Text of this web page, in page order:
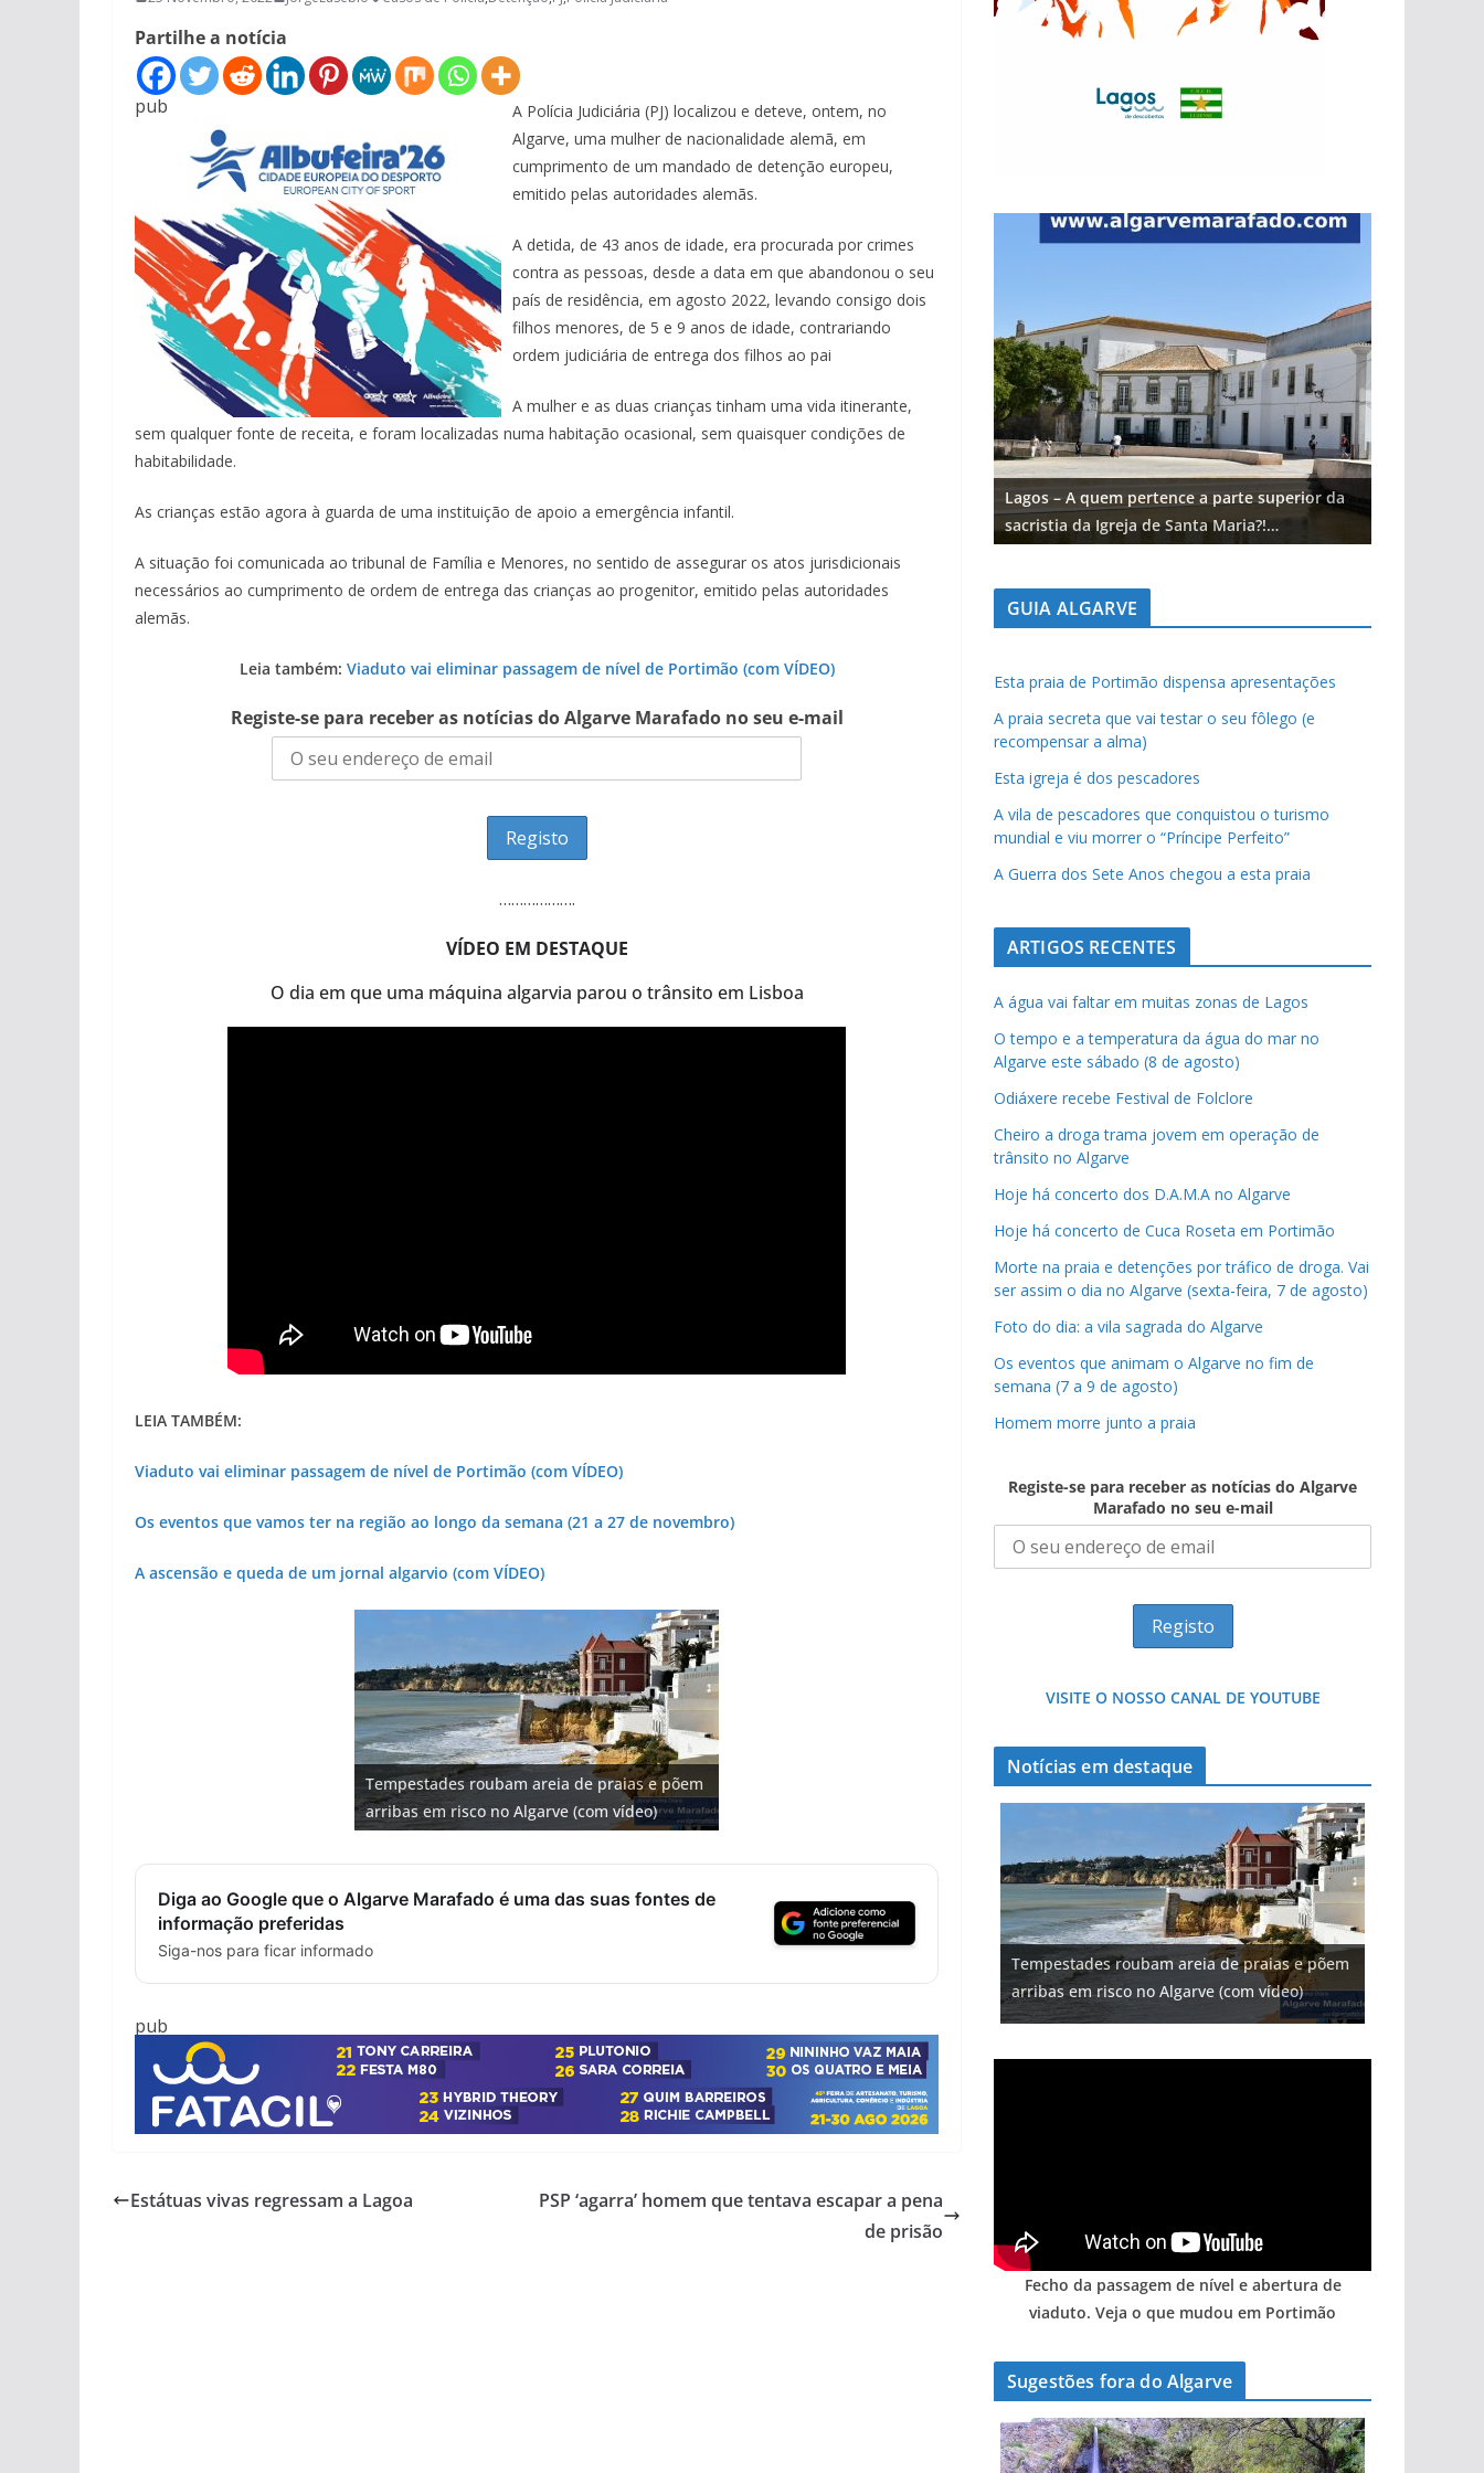
Partilhe a notícia
pub
A Polícia Judiciária (PJ) localizou e deteve, ontem, no
Algarve, uma mulher de nacionalidade alemã, em
cumprimento de um mandado de detenção europeu,
emitido pelas autoridades alemãs.
A detida, de 43 anos de idade, era procurada por crimes
contra as pessoas, desde a data em que abandonou o seu
país de residência, em agosto 2022, levando consigo dois
filhos menores, de 5 e 9 anos de idade, contrariando
ordem judiciária de entrega dos filhos ao pai
A mulher e as duas crianças tinham uma vida itinerante,
sem qualquer fonte de receita, e foram localizadas numa habitação ocasional, sem quaisquer condições de
habitabilidade.
As crianças estão agora à guarda de uma instituição de apoio a emergência infantil.
A situação foi comunicada ao tribunal de Família e Menores, no sentido de assegurar os atos jurisdicionais
necessários ao cumprimento de ordem de entrega das crianças ao progenitor, emitido pelas autoridades
alemãs.
Leia também: Viaduto vai eliminar passagem de nível de Portimão (com VÍDEO)
Registe-se para receber as notícias do Algarve Marafado no seu e-mail
……………….
VÍDEO EM DESTAQUE
O dia em que uma máquina algarvia parou o trânsito em Lisboa
LEIA TAMBÉM:
Viaduto vai eliminar passagem de nível de Portimão (com VÍDEO)
Os eventos que vamos ter na região ao longo da semana (21 a 27 de novembro)
A ascensão e queda de um jornal algarvio (com VÍDEO)
Tempestades roubam areia de praias e põem
arribas em risco no Algarve (com vídeo)
Milagre da água. Fontes emblemáticas do
Algarve voltam a ter vida (com vídeo)
Foto do dia: uma cidade algarvia que cresceu
entre redes e fábricas
Projeto milionário: investimento de 108
milhões de euros na construção de dois
hotéis (com vídeo)
Tapas do mar a 3 euros cada. Nova rota
gastronómica nasce no Algarve
Diga ao Google que o Algarve Marafado é uma das suas fontes de
informação preferidas
Siga-nos para ficar informado
pub
Estátuas vivas regressam a Lagoa
PSP ‘agarra’ homem que tentava escapar a pena
de prisão
sacristia da Igreja de Santa Maria?!…
Lagos – A quem pertence a parte superior da
sacristia da Igreja de Santa Maria?!…
GUIA ALGARVE
Esta praia de Portimão dispensa apresentações
A praia secreta que vai testar o seu fôlego (e
recompensar a alma)
Esta igreja é dos pescadores
A vila de pescadores que conquistou o turismo
mundial e viu morrer o “Príncipe Perfeito”
A Guerra dos Sete Anos chegou a esta praia
ARTIGOS RECENTES
A água vai faltar em muitas zonas de Lagos
O tempo e a temperatura da água do mar no
Algarve este sábado (8 de agosto)
Odiáxere recebe Festival de Folclore
Cheiro a droga trama jovem em operação de
trânsito no Algarve
Hoje há concerto dos D.A.M.A no Algarve
Hoje há concerto de Cuca Roseta em Portimão
Morte na praia e detenções por tráfico de droga. Vai
ser assim o dia no Algarve (sexta-feira, 7 de agosto)
Foto do dia: a vila sagrada do Algarve
Os eventos que animam o Algarve no fim de
semana (7 a 9 de agosto)
Homem morre junto a praia
Registe-se para receber as notícias do Algarve
Marafado no seu e-mail
VISITE O NOSSO CANAL DE YOUTUBE
Notícias em destaque
Tempestades roubam areia de praias e põem
arribas em risco no Algarve (com vídeo)
Fecho da passagem de nível e abertura de
viaduto. Veja o que mudou em Portimão
Sugestões fora do Algarve